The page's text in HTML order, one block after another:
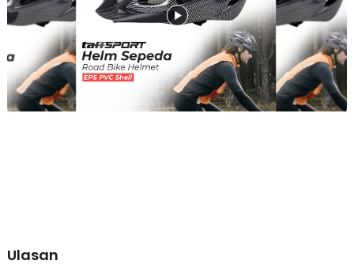
Perlindungan Keamanan Tingkat Tinggi dengan Struktur PVC
dan EPS Foam
Keamanan kepala Anda saat melesat di jalanan dijamin sepenuhnya
oleh perpaduan dua material proteksi berkualitas tinggi yang tebal
dan kokoh. Lapisan luar helm menggunakan material Polyvinyl
Chloride (PVC) pilihan yang tangguh untuk menahan benturan fisik
mekanis dari luar dan memberikan kekuatan tahan lama. Sementara
itu, bagian interiornya dilapisi oleh material busa Expanded
terutama saat aktif gowes di cuaca panas. Helm sepeda ini dibekali
dengan 18 lubang ventilasi udara yang diatur secara strategis
Ulasan